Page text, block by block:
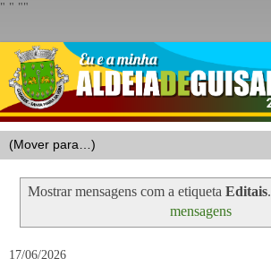
" " ""
Mostrar mensagens com a etiquetaEditais.
mensagens
17/06/2026